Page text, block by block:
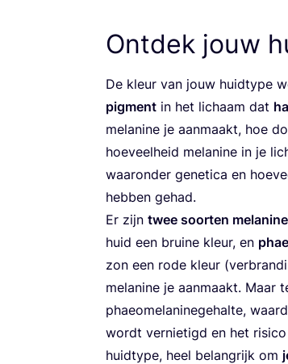
Ontdek jouw
De kleur van jouw huid­ty­pe
pig­ment in het lichaam dat
mela­ni­ne je aan­maakt, hoe
hoe­veel­heid mela­ni­ne in je
waar­on­der gene­ti­ca en
heb­ben gehad.
Er zijn twee soor­ten mela­ni­ne
huid een brui­ne kleur, en
zon een rode kleur
mela­ni­ne je aan­maakt. Maar
phaeo­m­e­la­ni­ne­ge­hal­te,
wordt ver­nie­tigd en het
huid­ty­pe, heel belang­rijk om